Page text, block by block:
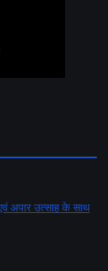
अपार उत्साह के साथ